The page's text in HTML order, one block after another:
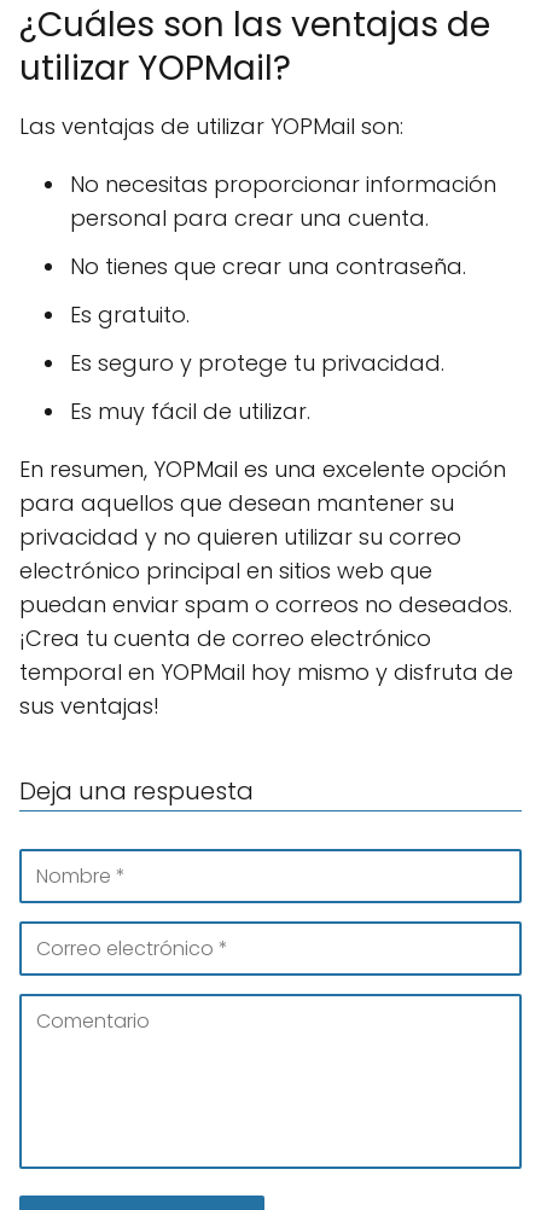
¿Cuáles son las ventajas de
utilizar YOPMail?
Las ventajas de utilizar YOPMail son:
No necesitas proporcionar información
personal para crear una cuenta.
No tienes que crear una contraseña.
Es gratuito.
Es seguro y protege tu privacidad.
Es muy fácil de utilizar.
En resumen, YOPMail es una excelente opción
para aquellos que desean mantener su
privacidad y no quieren utilizar su correo
electrónico principal en sitios web que
puedan enviar spam o correos no deseados.
¡Crea tu cuenta de correo electrónico
temporal en YOPMail hoy mismo y disfruta de
sus ventajas!
Deja una respuesta